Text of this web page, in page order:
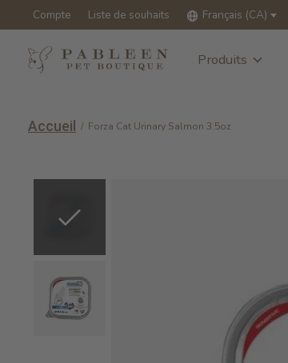
Compte Liste de souhaits Français (CA)
Produits
Accueil / Forza Cat Urinary Salmon 3.5oz